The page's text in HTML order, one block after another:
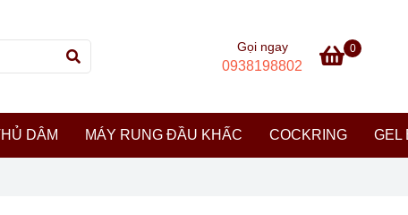
Gọi ngay
0938198802
0
DÂM MÁY RUNG ĐẦU KHẤC COCKRING GEL